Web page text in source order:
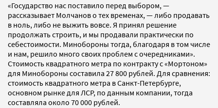
«Государство нас поставило перед выбором, —
рассказывает Молчанов о тех временах, — либо продавать
в ноль, либо не выжить вовсе. Я принял решение
продолжать строить, и мы продавали практически по
себестоимости. Минобороны тогда, благодаря в том числе
и нам, решило много своих проблем с очередниками».
Стоимость квадратного метра по контракту с «Мортоном»
для Минобороны составила 27 800 рублей. Для сравнения:
стоимость квадратного метра в Санкт-Петербурге,
основном рынке для ЛСР, по данным компании, тогда
составляла около 70 000 рублей.